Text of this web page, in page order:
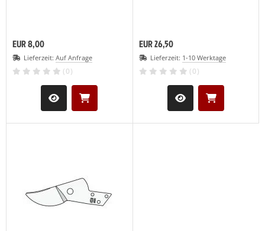
EUR 8,00
Lieferzeit: Auf Anfrage
(0)
EUR 26,50
Lieferzeit: 1-10 Werktage
(0)